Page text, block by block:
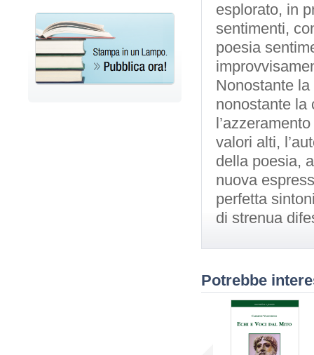
esplorato, in
sentimenti,
poesia
Nonostante
nonostante la
valori alti,
della poesia,
nuova
perfetta
di strenua
Potrebbe